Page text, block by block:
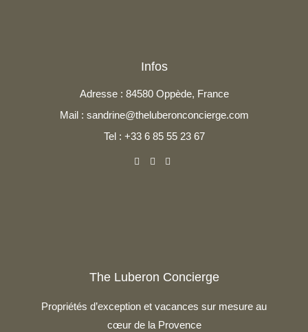
Infos
Adresse : 84580 Oppède, France
Mail : sandrine@theluberonconcierge.com
Tel : +33 6 85 55 23 67
The Luberon Concierge
Propriétés d’exception et vacances sur mesure au
cœur de la Provence